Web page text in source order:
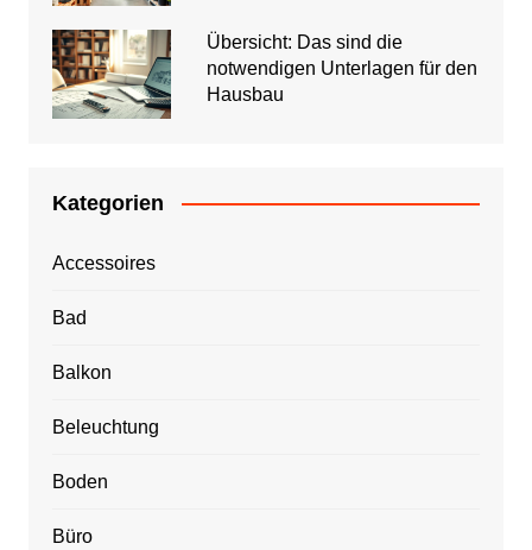
Übersicht: Das sind die
notwendigen Unterlagen für den
Hausbau
Kategorien
Accessoires
Bad
Balkon
Beleuchtung
Boden
Büro